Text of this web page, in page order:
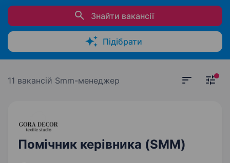
Знайти вакансії
Підібрати
11 вакансій Smm-менеджер
Помічник керівника (SMM)